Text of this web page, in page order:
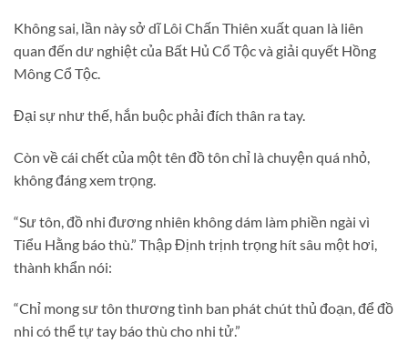
Không sai, lần này sở dĩ Lôi Chấn Thiên xuất quan là liên
quan đến dư nghiệt của Bất Hủ Cổ Tộc và giải quyết Hồng
Mông Cổ Tộc.
Đại sự như thế, hắn buộc phải đích thân ra tay.
Còn về cái chết của một tên đồ tôn chỉ là chuyện quá nhỏ,
không đáng xem trọng.
“Sư tôn, đồ nhi đương nhiên không dám làm phiền ngài vì
Tiểu Hằng báo thù.” Thập Định trịnh trọng hít sâu một hơi,
thành khẩn nói:
“Chỉ mong sư tôn thương tình ban phát chút thủ đoạn, để đồ
nhi có thể tự tay báo thù cho nhi tử.”